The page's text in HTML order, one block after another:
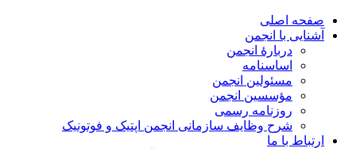
صفحه اصلی
آشنایی با انجمن
دربارۀ انجمن
اساسنامه
مسئولین انجمن
مؤسسین انجمن
روزنامه رسمی
شرح وظایف سازمانی انجمن اپتیک و فوتونیک
ارتباط با ما